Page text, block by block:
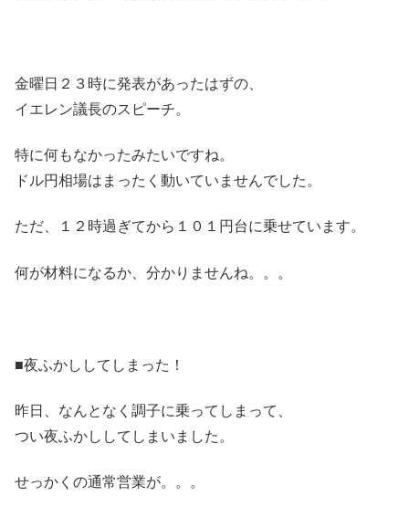
金曜日２３時に発表があったはずの、
イエレン議長のスピーチ。
特に何もなかったみたいですね。
ドル円相場はまったく動いていませんでした。
ただ、１２時過ぎてから１０１円台に乗せています。
何が材料になるか、分かりませんね。。。
■夜ふかししてしまった！
昨日、なんとなく調子に乗ってしまって、
つい夜ふかししてしまいました。
せっかくの通常営業が。。。